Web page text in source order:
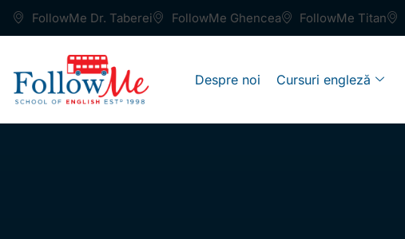
FollowMe Dr. Taberei FollowMe Ghencea FollowMe Titan
Despre noi Cursuri engleză